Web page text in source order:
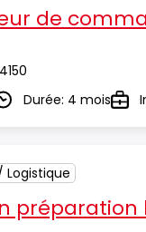
de
Durée: 4 moisType
Logistique
préparation